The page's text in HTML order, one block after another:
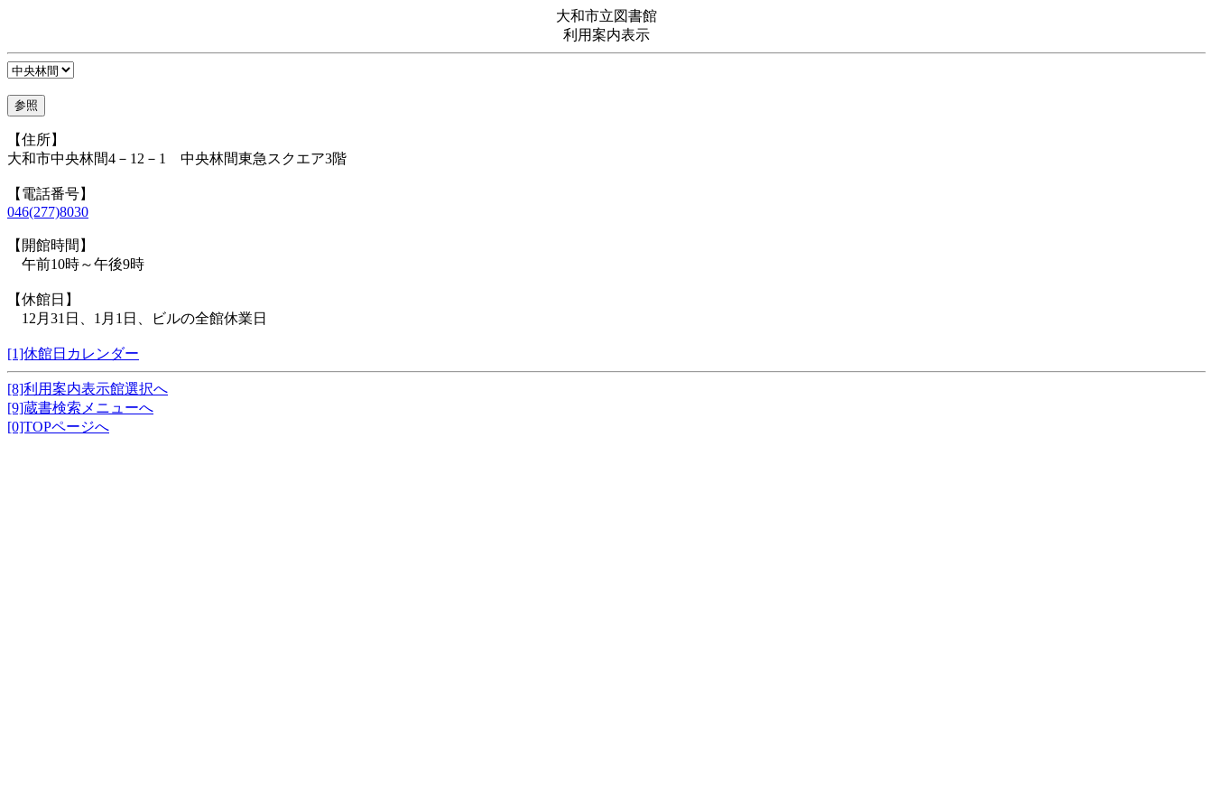
大和市立図書館
利用案内表示
【住所】
大和市中央林間4－12－1 中央林間東急スクエア3階
【電話番号】
046(277)8030
【開館時間】
午前10時～午後9時
【休館日】
12月31日、1月1日、ビルの全館休業日
[1]休館日カレンダー
[8]利用案内表示館選択へ
[9]蔵書検索メニューへ
[0]TOPページへ